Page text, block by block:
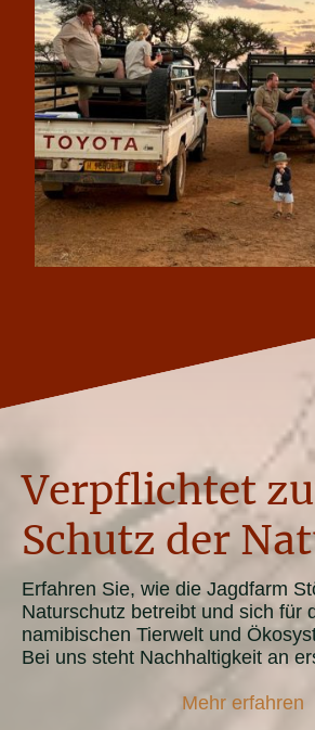
Verpflichtet
Schutz der
Erfahren Sie, wie die Jagdfarm
Naturschutz betreibt und sich für
namibischen Tierwelt und
Bei uns steht Nachhaltigkeit an
Mehr erfahren